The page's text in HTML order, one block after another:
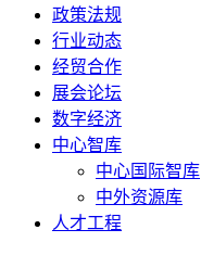
政策法规
行业动态
经贸合作
展会论坛
数字经济
中心智库
中心国际智库
中外资源库
人才工程